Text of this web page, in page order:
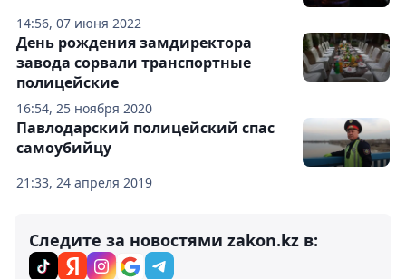
14:56, 07 июня 2022
16:54, 25 ноября 2020
День рождения замдиректора
завода сорвали транспортные
полицейские
21:33, 24 апреля 2019
Павлодарский полицейский спас
самоубийцу
Следите за новостями zakon.kz в: